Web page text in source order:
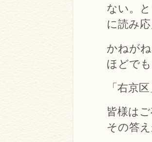
ない。
に読み
かねが
ほどで
「右京
皆様は
その答